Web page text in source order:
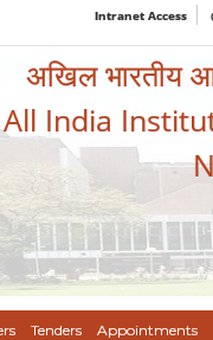
Intranet Access
अखिल भारतीय
All India
Tenders Appointments